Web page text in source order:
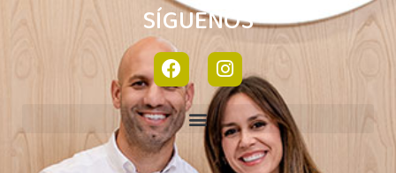
SÍGUENOS